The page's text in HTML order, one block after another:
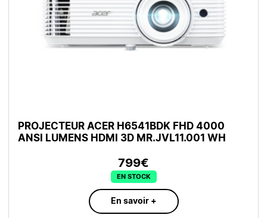
PROJECTEUR ACER H6541BDK FHD 4000
ANSI LUMENS HDMI 3D MR.JVL11.001 WH
799€
EN STOCK
En savoir +